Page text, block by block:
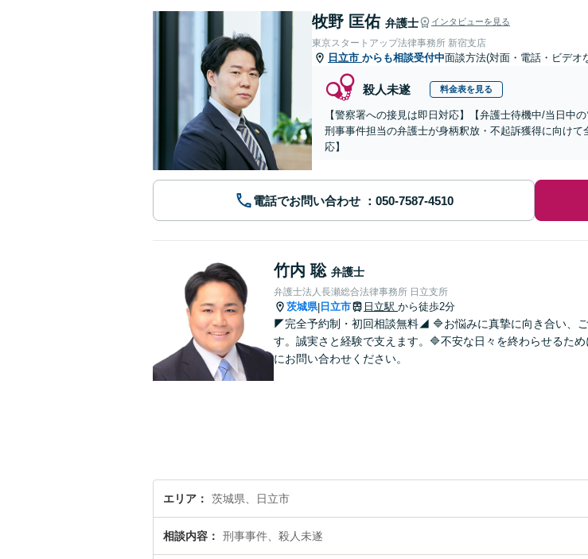
牧野 匡佑 弁護士 インタビューを見る
東京スタートアップ法律事務所 新宿支店
日立市 からも相談受付中面談方法(対面・電話・ビデオ
殺人未遂 料金表を見る
【警察署への接見は即日対応】【弁護士待機中/当日中
刑事事件担当の弁護士が身柄釈放・不起訴獲得に向け
応】
電話でお問い合わせ
竹内 聡 弁護士
弁護士法人長瀬総合法律事務所 日立支所
茨城県| 日立市 日立駅 から徒歩2分
◤完全予約制・初回相談無料◢ 🔷お悩みに真摯に向き合い、
す。誠実さと経験で支えます。🔷不安な日々を終わらせるた
にお問い合わせください。
エリア 茨城県、日立市
相談内容 刑事事件、殺人未遂